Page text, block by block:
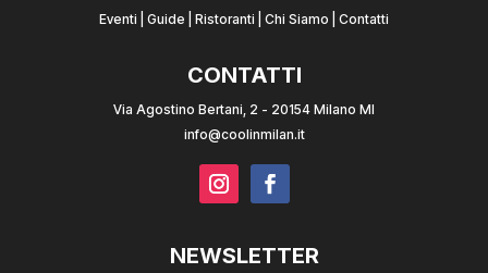
Eventi Guide Ristoranti Chi Siamo Contatti
CONTATTI
Via Agostino Bertani, 2 - 20154 Milano MI
info@coolinmilan.it
NEWSLETTER